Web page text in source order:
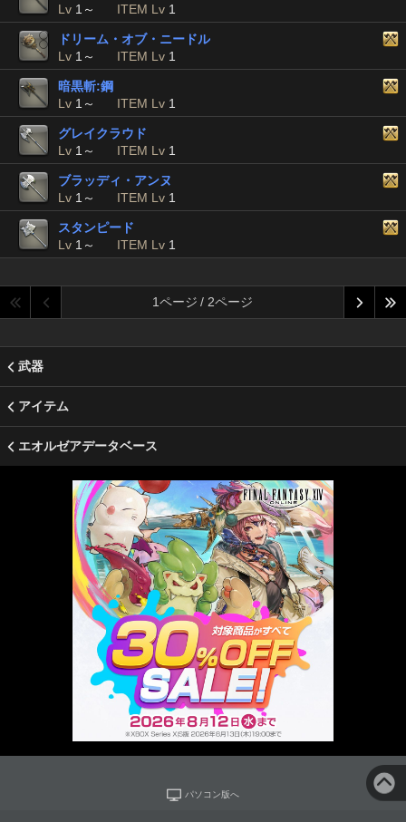
Lv 1～ ITEM Lv 1
ドリーム・オブ・ニードル
Lv 1～ ITEM Lv 1
暗黒斬:鋼
Lv 1～ ITEM Lv 1
グレイクラウド
Lv 1～ ITEM Lv 1
ブラッディ・アンヌ
Lv 1～ ITEM Lv 1
スタンピード
Lv 1～ ITEM Lv 1
1ページ / 2ページ
武器
アイテム
エオルゼアデータベース
パソコン版へ